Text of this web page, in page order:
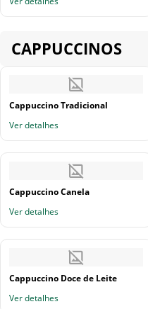
CAPPUCCINOS
Cappuccino Tradicional
Ver detalhes
Cappuccino Canela
Ver detalhes
Cappuccino Doce de Leite
Ver detalhes